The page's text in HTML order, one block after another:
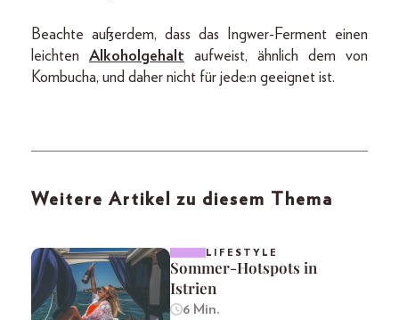
Beachte außerdem, dass das Ingwer-Ferment einen
leichten Alkoholgehalt aufweist, ähnlich dem von
Kombucha, und daher nicht für jede:n geeignet ist.
Weitere Artikel zu diesem Thema
LIFESTYLE
Sommer-Hotspots in
Istrien
6 Min.